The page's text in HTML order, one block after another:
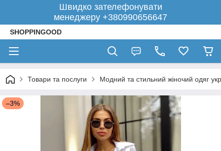
Швидко зателефонувати
менеджеру +380990656647
SHOPPINGOOD
Товари та послуги Модний та стильний жіночий одяг
–3%